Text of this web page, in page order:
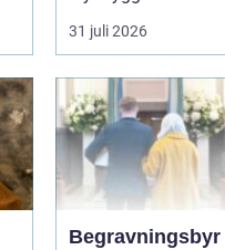
anläggningsprojekt.
31 juli 2026
Begravningsbyr